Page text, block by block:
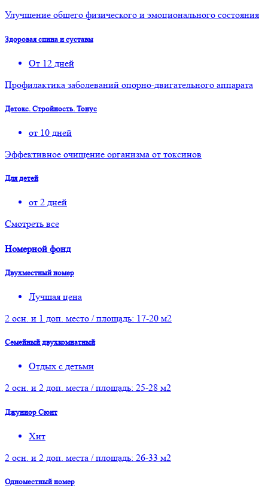
Улучшение общего физического и эмоционального состояния
Здоровая спина и суставы
От 12 дней
Профилактика заболеваний опорно-двигательного аппарата
Детокс. Стройность. Тонус
от 10 дней
Эффективное очищение организма от токсинов
Для детей
от 2 дней
Смотреть все
Номерной фонд
Двухместный номер
Лучшая цена
2 осн. и 1 доп. место / площадь: 17-20 м2
Семейный двухкомнатный
Отдых с детьми
2 осн. и 2 доп. места / площадь: 25-28 м2
Джуниор Сюит
Хит
2 осн. и 2 доп. места / площадь: 26-33 м2
Одноместный номер